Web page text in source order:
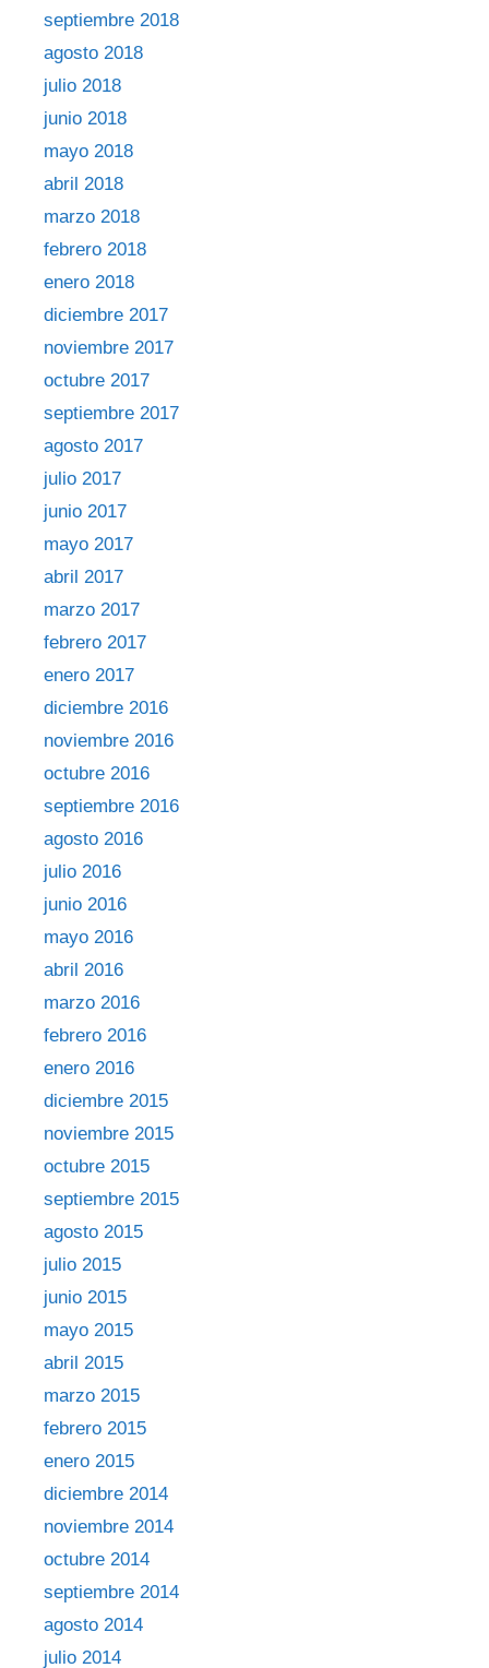
septiembre 2018
agosto 2018
julio 2018
junio 2018
mayo 2018
abril 2018
marzo 2018
febrero 2018
enero 2018
diciembre 2017
noviembre 2017
octubre 2017
septiembre 2017
agosto 2017
julio 2017
junio 2017
mayo 2017
abril 2017
marzo 2017
febrero 2017
enero 2017
diciembre 2016
noviembre 2016
octubre 2016
septiembre 2016
agosto 2016
julio 2016
junio 2016
mayo 2016
abril 2016
marzo 2016
febrero 2016
enero 2016
diciembre 2015
noviembre 2015
octubre 2015
septiembre 2015
agosto 2015
julio 2015
junio 2015
mayo 2015
abril 2015
marzo 2015
febrero 2015
enero 2015
diciembre 2014
noviembre 2014
octubre 2014
septiembre 2014
agosto 2014
julio 2014